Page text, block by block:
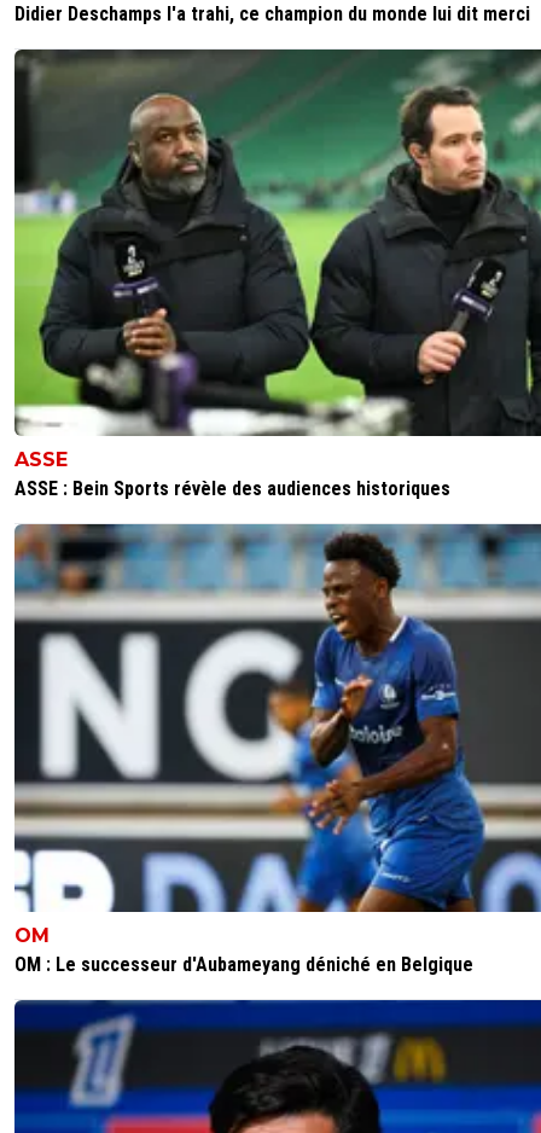
Didier Deschamps l'a trahi, ce champion du monde lui dit merci
ASSE
ASSE : Bein Sports révèle des audiences historiques
OM
OM : Le successeur d'Aubameyang déniché en Belgique